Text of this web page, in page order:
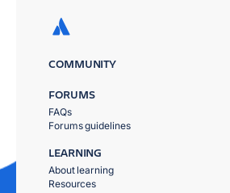
COMMUNITY
FORUMS
FAQs
Forums guidelines
LEARNING
About learning
Resources